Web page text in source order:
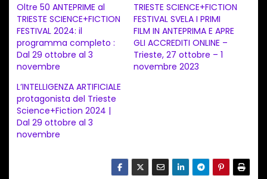
a
m
e
n
t
o
i
n
Oltre 50 ANTEPRIME al
TRIESTE SCIENCE+FICTION
FESTIVAL 2024: il
programma completo :
Dal 29 ottobre al 3
novembre
TRIESTE SCIENCE+FICTION
FESTIVAL SVELA I PRIMI
FILM IN ANTEPRIMA E APRE
GLI ACCREDITI ONLINE –
Trieste, 27 ottobre – 1
novembre 2023
L’INTELLIGENZA ARTIFICIALE
protagonista del Trieste
Science+Fiction 2024 |
Dal 29 ottobre al 3
novembre